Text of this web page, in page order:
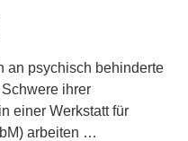
an psychisch behinderte
ihrer
einer Werkstatt für
arbeiten …